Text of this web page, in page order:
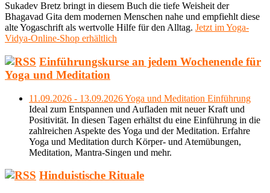
Sukadev Bretz bringt in diesem Buch die tiefe Weisheit der
Bhagavad Gita dem modernen Menschen nahe und empfiehlt diese
alte Yogaschrift als wertvolle Hilfe für den Alltag. Jetzt im Yoga-
Vidya-Online-Shop erhältlich
Einführungskurse an jedem Wochenende für
Yoga und Meditation
11.09.2026 - 13.09.2026 Yoga und Meditation Einführung
Ideal zum Entspannen und Aufladen mit neuer Kraft und
Positivität. In diesen Tagen erhältst du eine Einführung in die
zahlreichen Aspekte des Yoga und der Meditation. Erfahre
Yoga und Meditation durch Körper- und Atemübungen,
Meditation, Mantra-Singen und mehr.
Hinduistische Rituale